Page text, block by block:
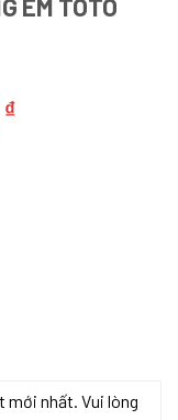
ÊM TOTO
₫Giá
mới nhất. Vui lòng